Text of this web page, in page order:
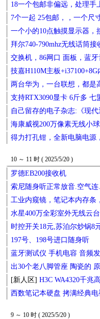
18一个包邮非偏远，处理手
7个一起 25包邮，，一个尺
一个小的10点触摸显示器，
拜尔740-790mhz无线话筒
交换机，86网口 面板，蓝牙
技嘉H110M主板
两台华为，一台联想，都是
支持RTX3090显卡 6斤多 七
自己留存的电子杂志:《现
海康威视200万像素无线小
得力打孔钳，全新电脑电
10 ～ 11 时 ( 2025/5/20 )
罗德EB200接收机
索尼随身听正常放音.空气
工业内窥镜，笔记本内存条
水星400万全彩室外无线云
时控开关18元,苏泊尔炒锅8
197号、198号进口随身听
蓝牙测试仪 手机电容 音频
出30个老八脚管座 陶瓷的
[新人区] H3C WA4320千兆
西数笔记本硬盘 拷满经典
9 ～ 10 时 ( 2025/5/20 )